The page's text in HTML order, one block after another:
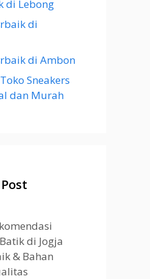
di Lebong
di
di Ambon
Sneakers
dan Murah
di Jogja
& Bahan